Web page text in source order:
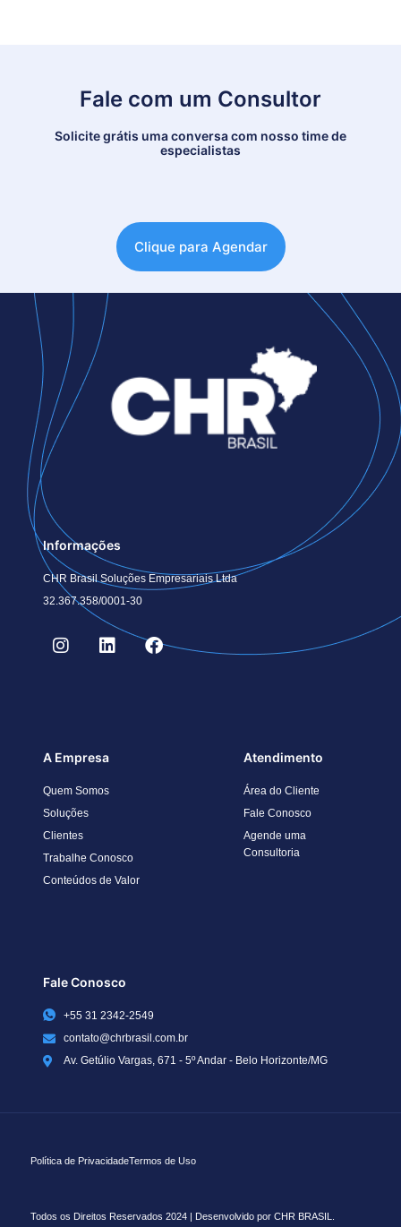
Fale com um Consultor
Solicite grátis uma conversa com nosso time de
especialistas
Clique para Agendar
Informações
CHR Brasil Soluções Empresariais Ltda
32.367.358/0001-30
A Empresa
Quem Somos
Soluções
Clientes
Trabalhe Conosco
Conteúdos de Valor
Atendimento
Área do Cliente
Fale Conosco
Agende uma
Consultoria
Fale Conosco
+55 31 2342-2549
contato@chrbrasil.com.br
Av. Getúlio Vargas, 671 - 5º Andar - Belo Horizonte/MG
Política de PrivacidadeTermos de Uso
Todos os Direitos Reservados 2024 | Desenvolvido por CHR BRASIL.